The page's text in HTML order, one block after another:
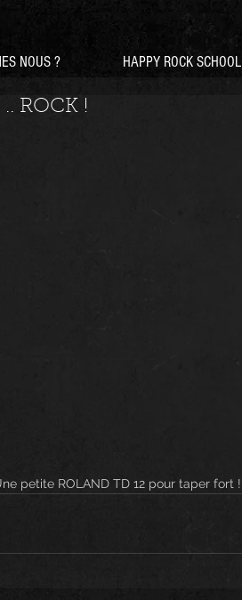
NOUS ? HAPPY ROCK SCHOOL
ROCK !
petite ROLAND TD 12 pour taper fort !